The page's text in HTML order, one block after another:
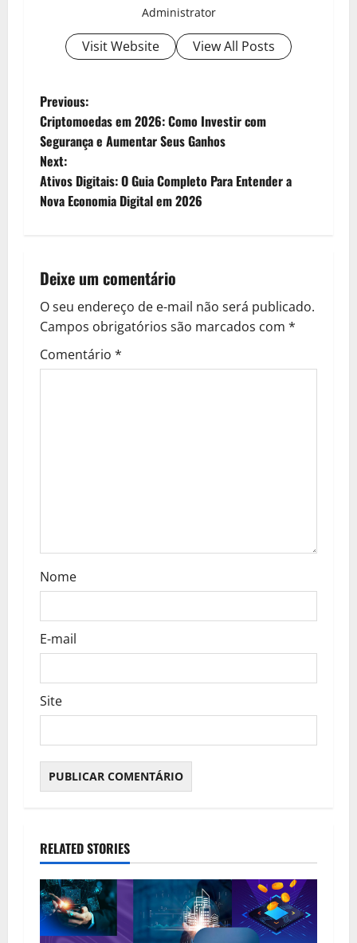
Administrator
Visit Website View All Posts
P
o
s
t
a
v
i
g
Previous:
Criptomoedas em 2026: Como Investir com
Segurança e Aumentar Seus Ganhos
Next:
Ativos Digitais: O Guia Completo Para Entender a
Nova Economia Digital em 2026
Deixe um comentário
O seu endereço de e-mail não será publicado.
Campos obrigatórios são marcados com *
Comentário *
Nome
E-mail
Site
RELATED STORIES